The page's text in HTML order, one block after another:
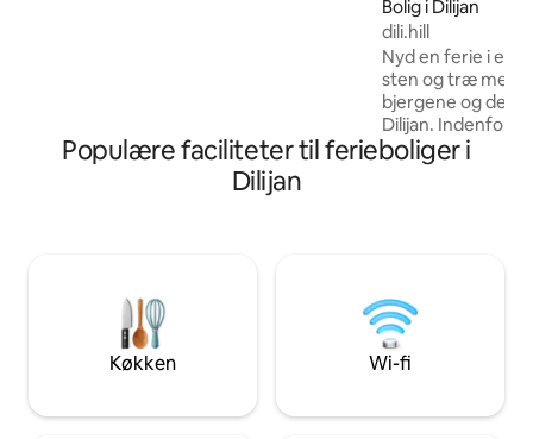
Bolig i Dilijan
dili.hill
Nyd en ferie i et
sten og træ med
bjergene og de
Dilijan. Indenfor
atmosfære og
rummelig stue
venner. Et roligt
bjergudsigt
og harmoni. .
Populære faciliteter til ferieboliger i
Dilijan
Køkken Wi-fi